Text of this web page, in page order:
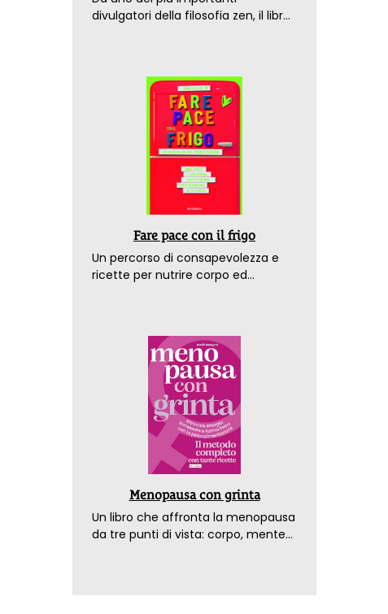
divulgatori della filosofia zen, il libro
Fare pace con il frigo
Un percorso di consapevolezza e
ricette per nutrire corpo ed
Menopausa con grinta
Un libro che affronta la menopausa
da tre punti di vista: corpo, mente